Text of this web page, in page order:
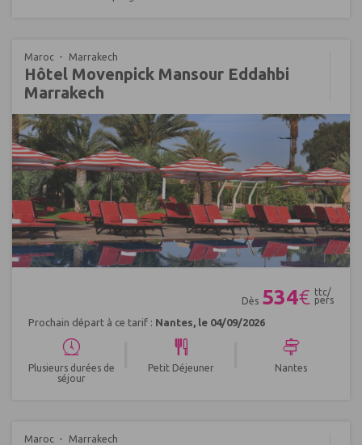
Maroc Marrakech
Hôtel Movenpick Mansour Eddahbi
Marrakech
Dès 534€ ttc/
pers
Prochain départ à ce tarif : Nantes, le 04/09/2026
Plusieurs durées de
séjour
Petit Déjeuner Nantes
Maroc Marrakech